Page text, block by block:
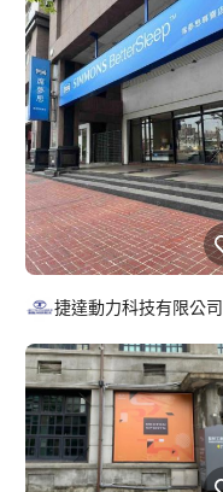
捷達動力科技有限公司